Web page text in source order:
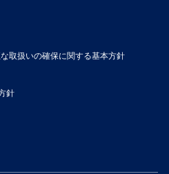
取扱いの確保に関する基本方針
針